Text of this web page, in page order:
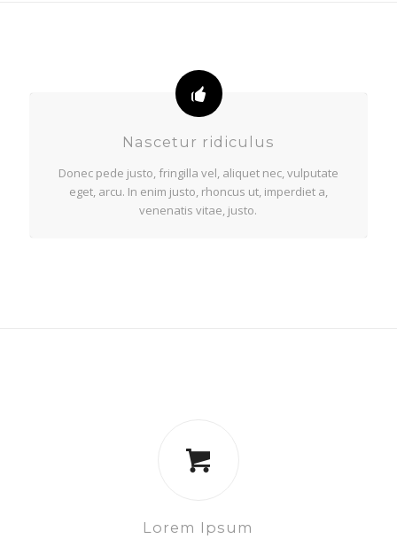
Nascetur ridiculus
Donec pede justo, fringilla vel, aliquet nec, vulputate
eget, arcu. In enim justo, rhoncus ut, imperdiet a,
venenatis vitae, justo.
Lorem Ipsum